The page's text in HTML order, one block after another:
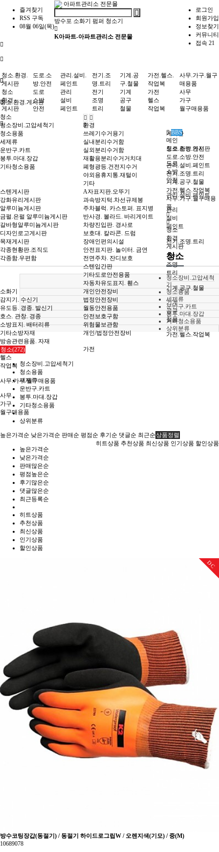
즐겨찾기
RSS 구독
08월 06일(목)
로그인
회원가입
정보찾기
커뮤니티
접속 21
아파트관리소 전문몰
방수포 소화기 펌퍼 청소기
K아파트-아파트관리소 전문몰
청소.환경.게시판
청소
청소장비.고압세척기
청소용품
세제류
운반구.카트
봉투.마대.장갑
기타청소용품
환경
쓰레기수거용기
실내분리수거함
실외분리수거함
재활용분리수거거치대
폐형광등.건전지수거
야외용휴지통.재털이
기타
게시판
스텐게시판
강화유리게시판
알루미늄게시판
금펄.은펄 알루미늄게시판
갈바형알루미늄게시판
디자인로고게시판
목재게시판
각종현황판.조직도
각종함.우편함
도로.소방.안전
도로
A자표지판.오뚜기
과속방지턱.차선규제봉
주차블럭. 카스토퍼. 표지병
반사경. 볼라드. 바리게이트
차량진입판. 경사로
보호대. 칼라콘. 드럼
장애인편의시설
안전표지판. 놀이터. 금연
전면주차. 잔디보호
스텐입간판
기타도로안전용품
자동차유도표지. 휀스
소방
소화기
감지기. 수신기
유도등. 경종. 발신기
호스. 관창. 경종
소방표지. 배터리류
기타소방자재
방송관련용품. 자재
안전
개인안전장비
법정안전장비
월동안전용품
안전보호구함
위험물보관함
개인/법정안전장비
관리.설비.페인트
관리
설비
페인트
전기.조명.트리
전기
조명
트리
기계.공구.철물
기계
공구
철물
가전.헬스.작업복
가전
헬스
작업복
사무.가구.월구매용품
사무
가구
월구매용품
청소.환경.
게시판
청소
환경
게시판
도로.소
방.안전
도로
소방
안전
관리.설비.
페인트
관리
설비
페인트
전기.조
명.트리
전기
조명
트리
기계.공
구.철물
기계
공구
철물
가전.헬스.
작업복
가전
헬스
작업복
사무.가구.월구
매용품
사무
가구
월구매용품
BBS
메인
청소.환경.게시판
도로.소방.안전
관리.설비.페인트
전기.조명.트리
기계.공구.철물
가전.헬스.작업복
사무.가구.월구매용
품
청소
환경
게시판
청소
청소장비.고압세척
기
청소용품
세제류
운반구.카트
봉투.마대.장갑
기타청소용품
상위분류
청소(272)
청소장비.고압세척기
청소용품
세제류
운반구.카트
봉투.마대.장갑
기타청소용품
상위분류
높은가격순 낮은가격순 판매순 평점순 후기순 댓글순 최근순
히트상품 추천상품 최신상품 인기상품 할인상품
상품정렬
높은가격순
낮은가격순
판매많은순
평점높은순
후기많은순
댓글많은순
최근등록순
히트상품
추천상품
최신상품
인기상품
할인상품
DC
방수코팅장갑(동절기) / 동절기 하이드로그립W / 오렌지색(기모) / 중(M)
10689078